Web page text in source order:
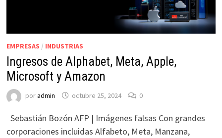
EMPRESAS / INDUSTRIAS
Ingresos de Alphabet, Meta, Apple,
Microsoft y Amazon
poradmin octubre 25, 2024 0
Sebastián Bozón AFP | Imágenes falsas Con grandes
corporaciones incluidas Alfabeto, Meta, Manzana,